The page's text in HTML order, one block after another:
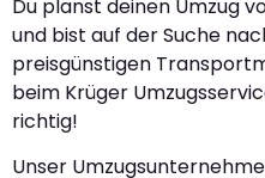
Du planst deinen Umzug
und bist auf der Suche
preisgünstigen
beim Krüger
richtig!
Unser